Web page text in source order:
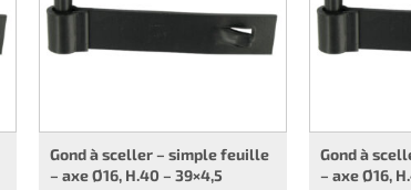
Gond à sceller – simple feuille
– axe Ø16, H.40 – 39×4,5
Gond à
– axe Ø16,